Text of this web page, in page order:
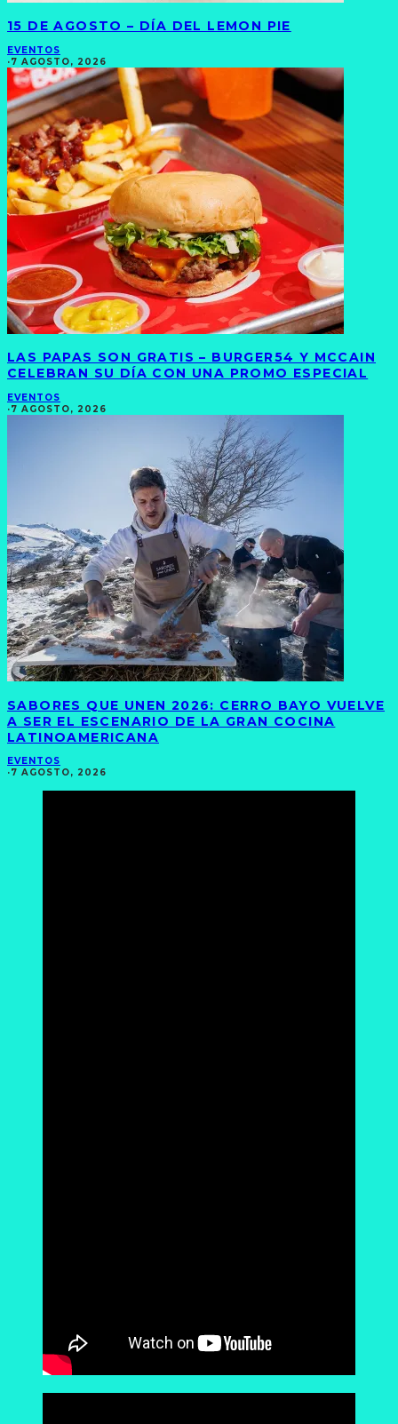
15 DE AGOSTO – DÍA DEL LEMON PIE
EVENTOS
·7 AGOSTO, 2026
LAS PAPAS SON GRATIS – BURGER54 Y MCCAIN
CELEBRAN SU DÍA CON UNA PROMO ESPECIAL
EVENTOS
·7 AGOSTO, 2026
SABORES QUE UNEN 2026: CERRO BAYO VUELVE
A SER EL ESCENARIO DE LA GRAN COCINA
LATINOAMERICANA
EVENTOS
·7 AGOSTO, 2026